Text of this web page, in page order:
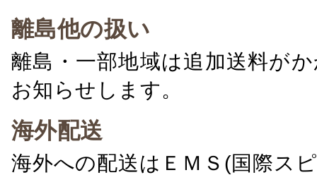
離島他の扱い
離島・一部地域は追加送料が
お知らせします。
海外配送
海外への配送はＥＭＳ(国際ス